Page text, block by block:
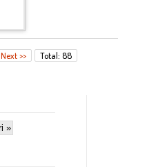
Next >> Total: 88